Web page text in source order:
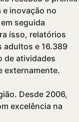
inovação no
seguida
isso, relatórios
adultos e 16.389
de atividades
externamente.
Desde 2006,
excelência na